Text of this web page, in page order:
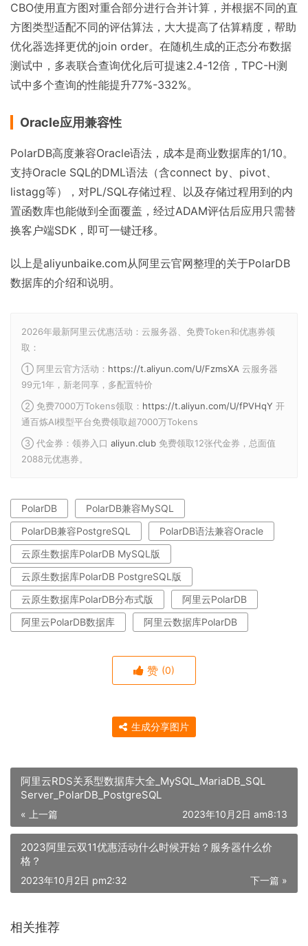
CBO使用直方图对重合部分进行合并计算，并根据不同的直
方图类型适配不同的评估算法，大大提高了估算精度，帮助
优化器选择更优的join order。在随机生成的正态分布数据
测试中，多表联合查询优化后可提速2.4-12倍，TPC-H测
试中多个查询的性能提升77%-332%。
Oracle应用兼容性
PolarDB高度兼容Oracle语法，成本是商业数据库的1/10。
支持Oracle SQL的DML语法（含connect by、pivot、
listagg等），对PL/SQL存储过程、以及存储过程用到的内
置函数库也能做到全面覆盖，经过ADAM评估后应用只需替
换客户端SDK，即可一键迁移。
以上是aliyunbaike.com从阿里云官网整理的关于PolarDB
数据库的介绍和说明。
2026年最新阿里云优惠活动：云服务器、免费Token和优惠券领
取：
① 阿里云官方活动： https://t.aliyun.com/U/FzmsXA 云服务器
99元1年，新老同享，多配置特价
② 免费7000万Tokens领取： https://t.aliyun.com/U/fPVHqY 开
通百炼AI模型平台免费领取超7000万Tokens
③ 代金券：领券入口 aliyun.club 免费领取12张代金券，总面值
2088元优惠券。
PolarDB
PolarDB兼容MySQL
PolarDB兼容PostgreSQL
PolarDB语法兼容Oracle
云原生数据库PolarDB MySQL版
云原生数据库PolarDB PostgreSQL版
云原生数据库PolarDB分布式版
阿里云PolarDB
阿里云PolarDB数据库
阿里云数据库PolarDB
赞 (0)
生成分享图片
阿里云RDS关系型数据库大全_MySQL_MariaDB_SQL
Server_PolarDB_PostgreSQL
« 上一篇 2023年10月2日 am8:13
2023阿里云双11优惠活动什么时候开始？服务器什么价
格？
下一篇 »
2023年10月2日 pm2:32
相关推荐